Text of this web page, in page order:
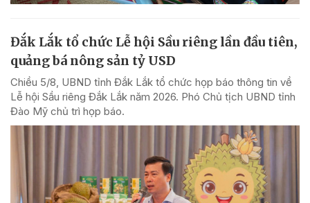
Đắk Lắk tổ chức Lễ hội Sầu riêng lần đầu tiên,
quảng bá nông sản tỷ USD
Chiều 5/8, UBND tỉnh Đắk Lắk tổ chức họp báo thông tin về
Lễ hội Sầu riêng Đắk Lắk năm 2026. Phó Chủ tịch UBND tỉnh
Đào Mỹ chủ trì họp báo.